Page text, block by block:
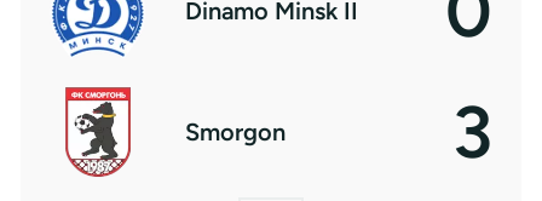
Dinamo Minsk II
Smorgon 3